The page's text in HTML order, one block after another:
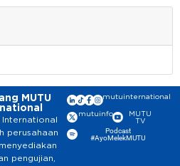
MUTU
International
perusahaan
pengujian,
mutuinternational
mutuinfo
MUTU
TV
Podcast
#AyoMelekMUTU